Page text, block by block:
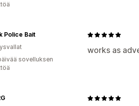
works as
Police Bait
sovelluksen